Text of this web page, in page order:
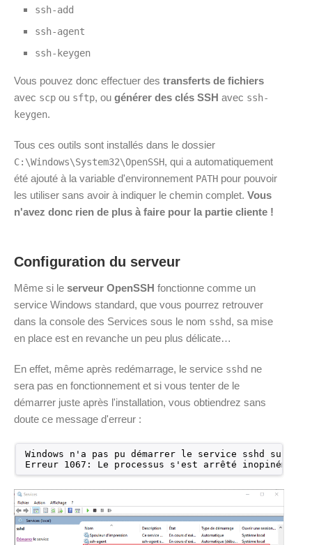
ssh-add
ssh-agent
ssh-keygen
Vous pouvez donc effectuer des transferts de fichiers
avec scp ou sftp, ou générer des clés SSH avec ssh-
keygen.
Tous ces outils sont installés dans le dossier
C:\Windows\System32\OpenSSH, qui a automatiquement
été ajouté à la variable d'environnement PATH pour pouvoir
les utiliser sans avoir à indiquer le chemin complet. Vous
n'avez donc rien de plus à faire pour la partie cliente !
Configuration du serveur
Même si le serveur OpenSSH fonctionne comme un
service Windows standard, que vous pourrez retrouver
dans la console des Services sous le nom sshd, sa mise
en place est en revanche un peu plus délicate…
En effet, même après redémarrage, le service sshd ne
sera pas en fonctionnement et si vous tenter de le
démarrer juste après l'installation, vous obtiendrez sans
doute ce message d'erreur :
Windows n'a pas pu démarrer le service sshd sur
Erreur 1067: Le processus s'est arrêté inopinément.